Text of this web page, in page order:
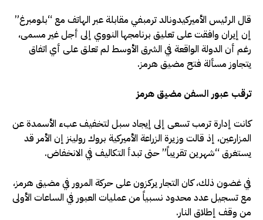
قال الرئيس الأميركيدونالد ترمبفي مقابلة عبر الهاتف مع “بلومبرغ”
إن إيران وافقت على تعليق برنامجها النووي إلى أجل غير مسمى،
رغم أن الدولة الواقعة في الشرق الأوسط لم تعلق على أي اتفاق
يتجاوز مسألة فتح مضيق هرمز.
ترقب عبور السفن مضيق هرمز
كانت إدارة ترمب تسعى إلى إيجاد سبل لتخفيف عبء الأسمدة عن
المزارعين، إذ قالت وزيرة الزراعة الأميركية بروك رولينز إن الأمر قد
يستغرق “شهرين تقريباً” حتى تبدأ التكاليف في الانخفاض.
في غضون ذلك، كان التجار يركزون على حركة المرور في مضيق هرمز،
مع تسجيل عدد محدود نسبياً من عمليات العبور في الساعات الأولى
من وقف إطلاق النار.